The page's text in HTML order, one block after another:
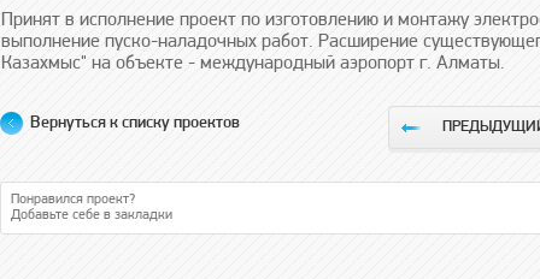
Принят в исполнение проект по изготовлению и монтажу
выполнение пуско-наладочных работ. Расширение
Казахмыс" на объекте - международный аэропорт г. Алматы.
Вернуться к списку проектов
Понравился проект?
Добавьте себе в закладки